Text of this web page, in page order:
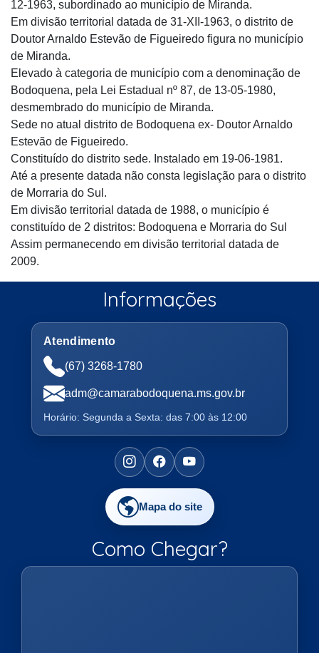
12-1963, subordinado ao município de Miranda.
Em divisão territorial datada de 31-XII-1963, o distrito de
Doutor Arnaldo Estevão de Figueiredo figura no município
de Miranda.
Elevado à categoria de município com a denominação de
Bodoquena, pela Lei Estadual nº 87, de 13-05-1980,
desmembrado do município de Miranda.
Sede no atual distrito de Bodoquena ex- Doutor Arnaldo
Estevão de Figueiredo.
Constituído do distrito sede. Instalado em 19-06-1981.
Até a presente datada não consta legislação para o distrito
de Morraria do Sul.
Em divisão territorial datada de 1988, o município é
constituído de 2 distritos: Bodoquena e Morraria do Sul
Assim permanecendo em divisão territorial datada de
2009.
Informações
Atendimento
(67) 3268-1780
adm@camarabodoquena.ms.gov.br
Horário: Segunda a Sexta: das 7:00 às 12:00
Mapa do site
Como Chegar?